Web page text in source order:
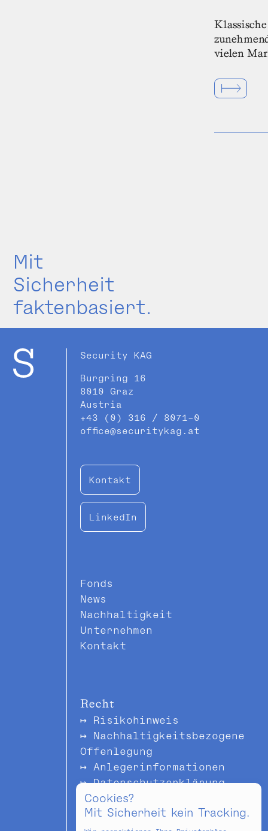
vielen
Mit
Sicherheit
faktenbasiert.
Security KAG
Burgring 16
8010 Graz
Austria
+43 (0) 316 / 8071-0
office@securitykag.at
Kontakt
LinkedIn
Fonds
News
Nachhaltigkeit
Unternehmen
Kontakt
Recht
Risikohinweis
Nachhaltigkeitsbezogene
Offenlegung
Anlegerinformationen
Datenschutzerklärung
Impressum & Offenlegung
Cookies?
Mit Sicherheit kein Tracking.